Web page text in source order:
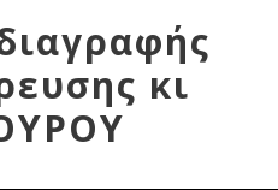
κι